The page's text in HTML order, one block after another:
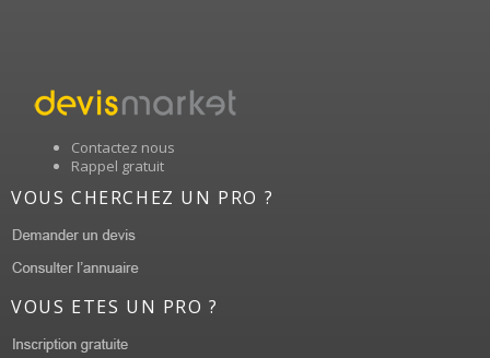
Contactez nous
Rappel gratuit
VOUS CHERCHEZ UN PRO ?
VOUS ETES UN PRO ?